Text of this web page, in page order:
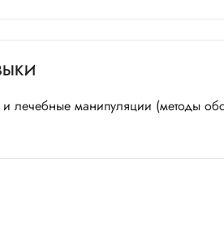
лечебные манипуляции (методы